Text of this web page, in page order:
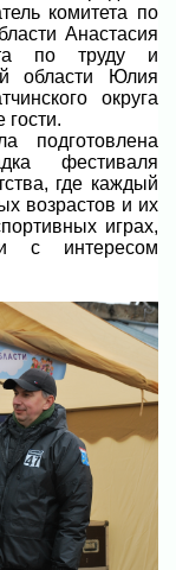
комитета по
Анастасия
по труду и
области Юлия
округа
подготовлена
фестиваля
где каждый
возрастов и их
играх,
и с интересом